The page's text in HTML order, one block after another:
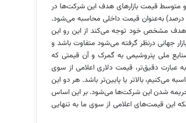
متوسط قیمت بازارهای هدف این شرکت‌ها در
گرفته می‌شود سپس با کاستن هزینه حمل از آن، (‌با احتساب ضریب ۹۵ درصد‌) به‌عنوان قیمت داخلی محاسبه می‌شود.
هدف مشخص خود توجه می‌کند از این رو این
جهانی درنظر گرفته می‌شود متفاوت باشد و
ملی پتروشیمی به گمرک و آن قیمتی که
عبارت دقیق‌تر، قیمت دلاری اعلامی از سوی
بالاتر یا پایین‌تر باشد. هر دو این
شدن این شرکت‌ها می‌شود. بر این اساس
این قیمت‌های اعلامی از سوی ما به تنهایی